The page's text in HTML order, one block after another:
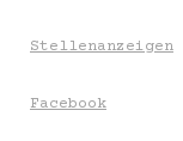
Stellenanzeigen
Facebook